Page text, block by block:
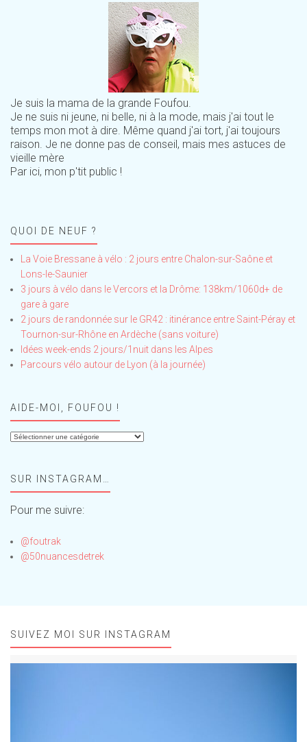
Je suis la mama de la grande Foufou.
Je ne suis ni jeune, ni belle, ni à la mode, mais j'ai tout le
temps mon mot à dire. Même quand j'ai tort, j'ai toujours
raison. Je ne donne pas de conseil, mais mes astuces de
vieille mère
Par ici, mon p'tit public !
QUOI DE NEUF ?
La Voie Bressane à vélo : 2 jours entre Chalon-sur-Saône et
Lons-le-Saunier
3 jours à vélo dans le Vercors et la Drôme: 138km/1060d+ de
gare à gare
2 jours de randonnée sur le GR42 : itinérance entre Saint-Péray et
Tournon-sur-Rhône en Ardèche (sans voiture)
Idées week-ends 2 jours/1nuit dans les Alpes
Parcours vélo autour de Lyon (à la journée)
AIDE-MOI, FOUFOU !
Aide-
!SUR INSTAGRAM…
Pour me suivre:
@foutrak
@50nuancesdetrek
SUIVEZ MOI SUR INSTAGRAM